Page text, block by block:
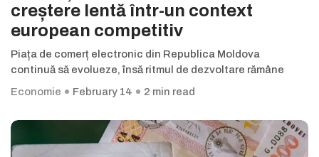
creștere lentă într-un context
european competitiv
Piața de comerț electronic din Republica Moldova
continuă să evolueze, însă ritmul de dezvoltare rămâne
Economie
February 14 2 min read